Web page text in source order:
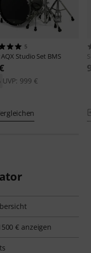
5
AQX Studio Set BMS
UVP: 999 €
€ anzeigen